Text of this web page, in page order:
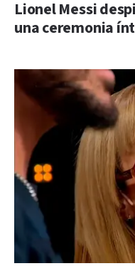
Lionel Messi
una ceremonia